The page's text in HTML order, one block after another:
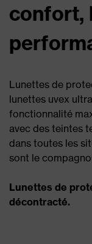
confort,
Lunettes de
lunettes uvex
fonctionnalité
avec des teintes
dans toutes les
sont le
Lunettes de
décontracté.